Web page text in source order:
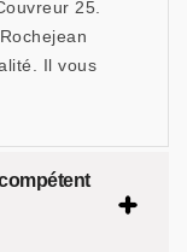
25.
Il vous